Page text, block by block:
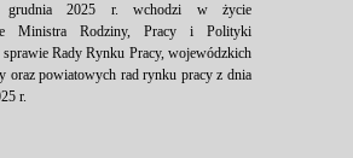
2025 r. wchodzi w życie
Ministra Rodziny, Pracy i Polityki
sprawie Rady Rynku Pracy, wojewódzkich
oraz powiatowych rad rynku pracy z dnia
r.